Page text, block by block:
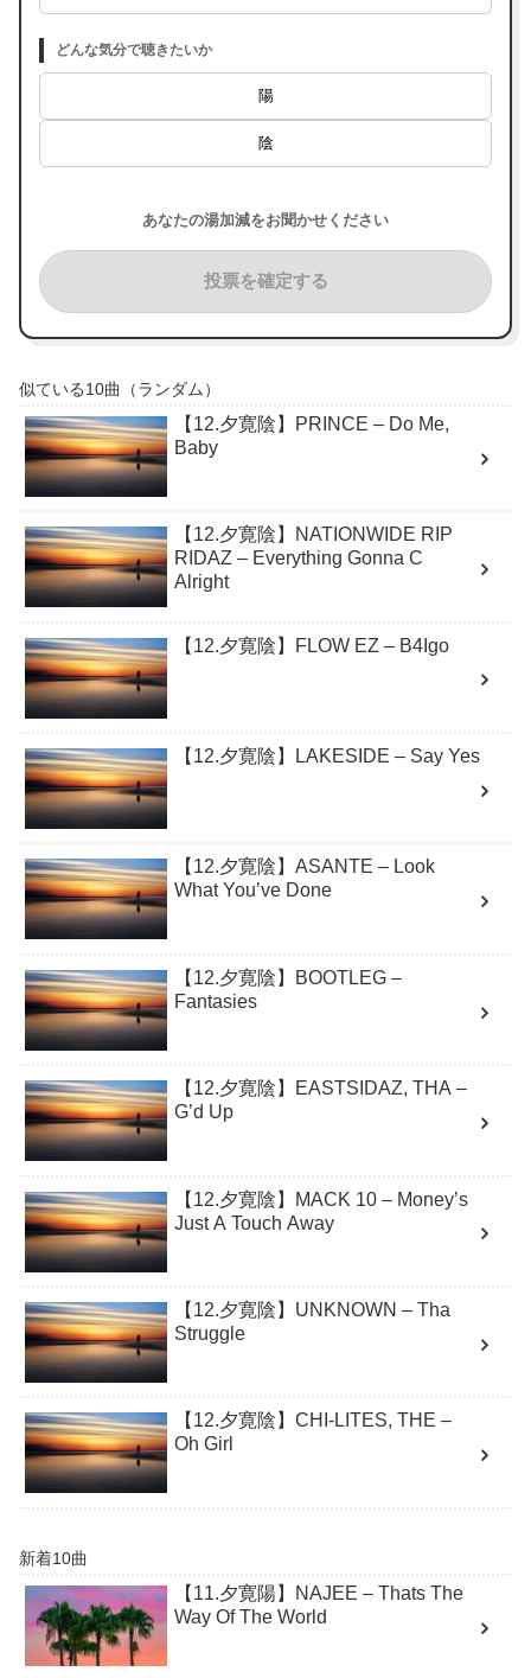
どんな気分で聴きたいか
陽
陰
あなたの湯加減をお聞かせください
投票を確定する
似ている10曲（ランダム）
【12.夕寛陰】PRINCE – Do Me,
Baby
【12.夕寛陰】NATIONWIDE RIP
RIDAZ – Everything Gonna C
Alright
【12.夕寛陰】FLOW EZ – B4Igo
【12.夕寛陰】LAKESIDE – Say Yes
【12.夕寛陰】ASANTE – Look
What You’ve Done
【12.夕寛陰】BOOTLEG –
Fantasies
【12.夕寛陰】EASTSIDAZ, THA –
G’d Up
【12.夕寛陰】MACK 10 – Money’s
Just A Touch Away
【12.夕寛陰】UNKNOWN – Tha
Struggle
【12.夕寛陰】CHI-LITES, THE –
Oh Girl
新着10曲
【11.夕寛陽】NAJEE – Thats The
Way Of The World